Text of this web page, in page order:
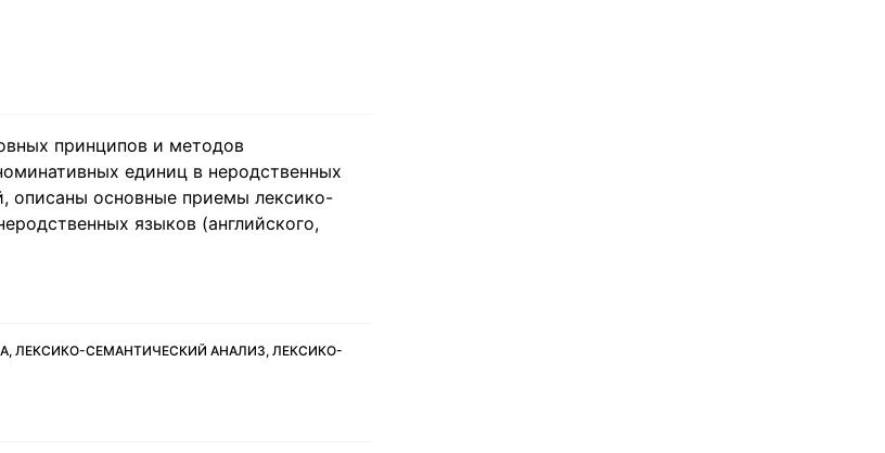
принципов и методов
единиц в неродственных
описаны основные приемы лексико-
языков (английского,
ЛЕКСИКО-СЕМАНТИЧЕСКИЙ АНАЛИЗ, ЛЕКСИКО-